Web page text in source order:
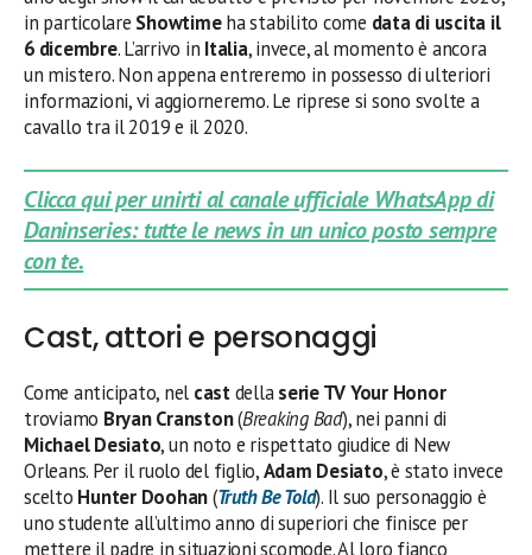
in particolare Showtimeha stabilito come data di uscita il
6 dicembre. L’arrivo in Italia, invece, al momento è ancora
un mistero. Non appena entreremo in possesso di ulteriori
informazioni, vi aggiorneremo. Le riprese si sono svolte a
cavallo tra il 2019 e il 2020.
Clicca qui per unirti al canale ufficiale WhatsApp di
Daninseries: tutte le news in un unico posto sempre
con te.
Cast, attori e personaggi
Come anticipato, nel castdellaserie TV Your Honor
troviamo Bryan Cranston(Breaking Bad), nei panni di
Michael Desiato, un noto e rispettato giudice di New
Orleans. Per il ruolo del figlio,Adam Desiato, è stato invece
scelto Hunter Doohan(Truth Be Told). Il suo personaggio è
uno studente all’ultimo anno di superiori che finisce per
mettere il padre in situazioni scomode. Al loro fianco